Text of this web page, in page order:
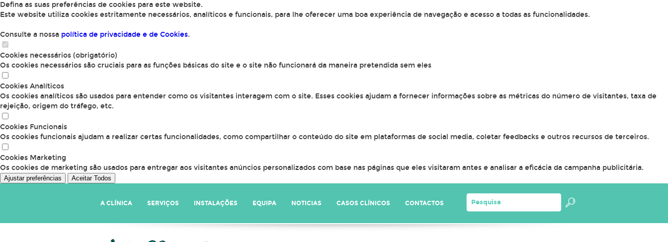
Defina as suas preferências de cookies para este website.
Este website utiliza cookies estritamente necessários, analíticos e funcionais, para lhe oferecer uma boa experiência de navegação e acesso a todas as funcionalidades.
Consulte a nossa política de privacidade e de Cookies.
Cookies necessários (obrigatório)
Os cookies necessários são cruciais para as funções básicas do site e o site não funcionará da maneira pretendida sem eles
Cookies Analíticos
Os cookies analíticos são usados para entender como os visitantes interagem com o site. Esses cookies ajudam a fornecer informações sobre as métricas do número de visitantes, taxa de
rejeição, origem do tráfego, etc.
Cookies Funcionais
Os cookies funcionais ajudam a realizar certas funcionalidades, como compartilhar o conteúdo do site em plataformas de social media, coletar feedbacks e outros recursos de terceiros.
Cookies Marketing
Os cookies de marketing são usados para entregar aos visitantes anúncios personalizados com base nas páginas que eles visitaram antes e analisar a eficácia da campanha publicitária.
Ajustar preferências Aceitar Todos
A CLÍNICA SERVIÇOS INSTALAÇÕES EQUIPA NOTICIAS CASOS CLÍNICOS CONTACTOS